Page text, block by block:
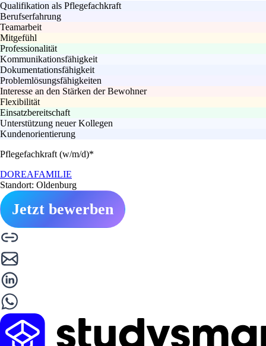
Qualifikation als Pflegefachkraft
Berufserfahrung
Teamarbeit
Mitgefühl
Professionalität
Kommunikationsfähigkeit
Dokumentationsfähigkeit
Problemlösungsfähigkeiten
Interesse an den Stärken der Bewohner
Flexibilität
Einsatzbereitschaft
Unterstützung neuer Kollegen
Kundenorientierung
Pflegefachkraft (w/m/d)*
DOREAFAMILIE
Standort: Oldenburg
Jetzt bewerben